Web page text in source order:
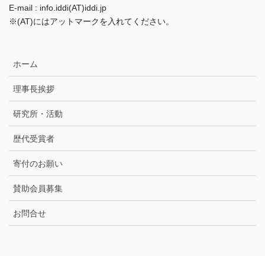
E-mail : info.iddi(AT)iddi.jp
※(AT)にはアットマークを入れてください。
ホーム
理事長挨拶
研究所・活動
歴代受賞者
寄付のお願い
賛助会員募集
お問合せ